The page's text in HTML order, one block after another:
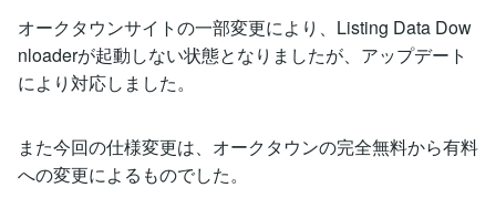
オークタウンサイトの一部変更により、Listing Data Dow
nloaderが起動しない状態となりましたが、アップデート
により対応しました。
また今回の仕様変更は、オークタウンの完全無料から有料
への変更によるものでした。